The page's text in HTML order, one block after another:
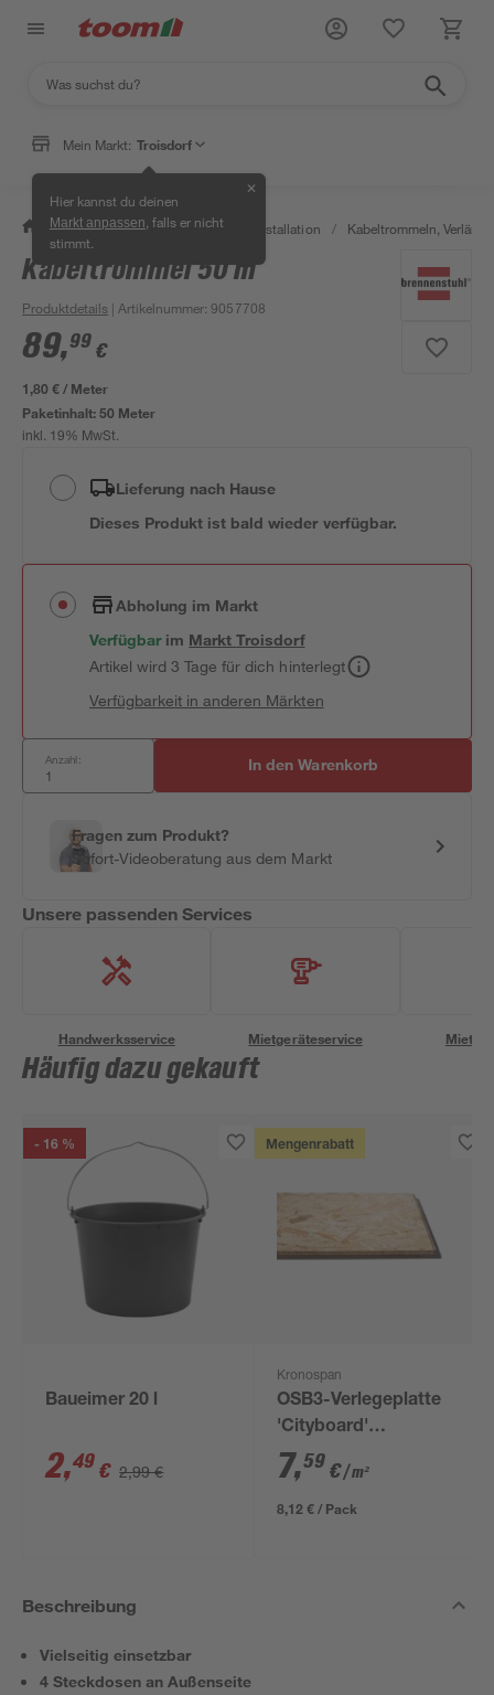
Mein Markt: Troisdorf
Hier kannst du deinen
Markt anpassen , falls er nicht
stimmt.
✕
/ Bauen & Renovieren / Elektroinstallation / Kabeltrommeln,
Bestseller
Kabeltrommel 50 m
Produktdetails | Artikelnummer:9057708
89,99 €
1,80 € / Meter
Paketinhalt:50 Meter
inkl. 19% MwSt.
Lieferung nach Hause
Dieses Produkt ist bald wieder verfügbar.
Abholung im Markt
Verfügbar im MarktTroisdorf
Artikel wird 3 Tage für dich hinterlegt
Verfügbarkeit in anderen Märkten
Anzahl: In den Warenkorb
Fragen zum Produkt?
Sofort-Videoberatung aus dem Markt
Unsere passenden Services
Handwerksservice Mietgeräteservice
Häufig dazu gekauft
- 16 %
Baueimer 20 l
2,49 € 2,99 €
Mengenrabatt
Kronospan
OSB3-Verlegeplatte
'Cityboard'
ungeschliffen 1690 x
634 x 15 mm
7,59 €/ m²
8,12 € / Pack
Beschreibung
Vielseitig einsetzbar
4 Steckdosen an Außenseite